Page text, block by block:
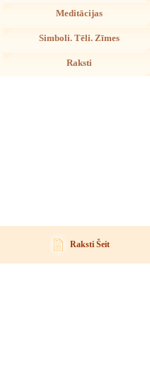
Meditācijas
Simboli. Tēli. Zīmes
Raksti
Raksti Šeit